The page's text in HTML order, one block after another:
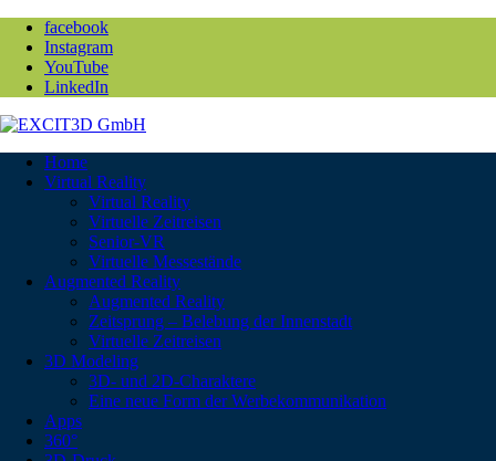
facebook
Instagram
YouTube
LinkedIn
Home
Virtual Reality
Virtual Reality
Virtuelle Zeitreisen
Senior-VR
Virtuelle Messestände
Augmented Reality
Augmented Reality
Zeitsprung – Belebung der Innenstadt
Virtuelle Zeitreisen
3D Modeling
3D- und 2D-Charaktere
Eine neue Form der Werbekommunikation
Apps
360°